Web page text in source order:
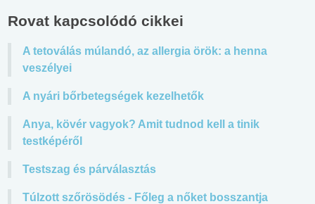
Rovat kapcsolódó cikkei
A tetoválás múlandó, az allergia örök: a henna
veszélyei
A nyári bőrbetegségek kezelhetők
Anya, kövér vagyok? Amit tudnod kell a tinik
testképéről
Testszag és párválasztás
Túlzott szőrösödés - Főleg a nőket bosszantja